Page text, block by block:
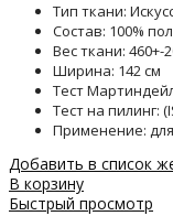
Тип ткани:
Состав: 100%
Вес ткани: 460+-
Ширина: 142 см
Тест
Тест на пилинг:
Применение:
Добавить в список
В корзину
Быстрый просмотр